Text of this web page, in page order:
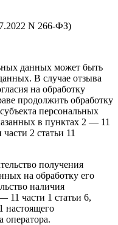
N 266-ФЗ)
данных может быть
В случае отзыва
на обработку
продолжить обработку
персональных
в пунктах 2 — 11
2 статьи 11
получения
на обработку его
наличия
11 части 1 статьи 6,
настоящего
оператора.